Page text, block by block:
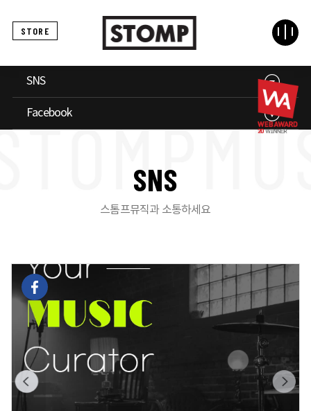
STORE
SNS
Facebook
SNS
스톰프뮤직과 소통하세요